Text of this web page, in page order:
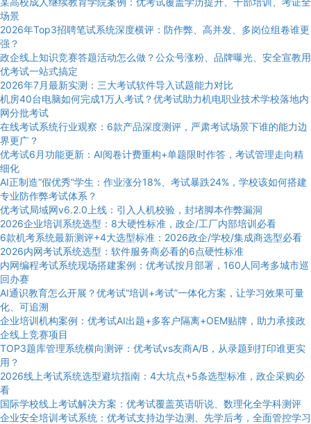
场景
2026年Top3招聘笔试系统深度横评：防作弊、高并发、多岗位组卷谁更
强？
政企线上知识竞赛答题活动怎么做？公众号涨粉、品牌曝光、安全宣教用
优考试一站式搞定
2026年7月最新实测：三大考试软件导入试题能力对比
机房40台电脑如何完成1万人考试？优考试助力机电职业技术学校落地内
网分批考试
在线考试系统行业观察：6款产品深度测评，严肃考试场景下谁的能力边
界更广？
优考试6月功能更新：AI阅卷计费重构+单题限时作答，考试管理走向精
细化
AI正制造“假优秀”学生：作业涨分18%、考试暴跌24%，学校该如何搭建
专业防作弊考试体系？
优考试局域网v6.2.0上线：引入人机校验，封堵脚本作弊漏洞
2026企业培训系统选型：8大硬性标准，政企/工厂内部培训必看
6款机考系统最新测评+4大选型标准：2026政企/学校/集成商选型必看
2026内网考试系统选型：软件服务商必看的6点硬性标准
内网编程考试系统现场搭建案例：优考试按月部署，160人同考多城市巡
回办赛
AI通识教育怎么开展？优考试“培训+考试”一体化方案，让学习效果可量
化、可追溯
企业培训机构案例：优考试AI出题+多客户隔离+OEM贴牌，助力承接政
企线上竞赛项目
TOP3题库管理系统横向测评：优考试vs友商A/B，从录题到打印谁更实
用？
2026线上考试系统选型避坑指南：4大坑点+5条选型标准，政企采购必
看
国际学校线上考试解决方案：优考试覆盖英语听说、数理化全学科测评
企业安全培训考试系统：优考试支持边学边测、先学后考，全面管控学习